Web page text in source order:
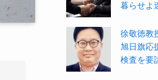
暮らせよ
徐敬徳教
旭日旗応
検査を要